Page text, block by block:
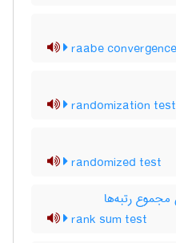
raabe
randomization test
randomized test
رتبه‌ها
rank sum test